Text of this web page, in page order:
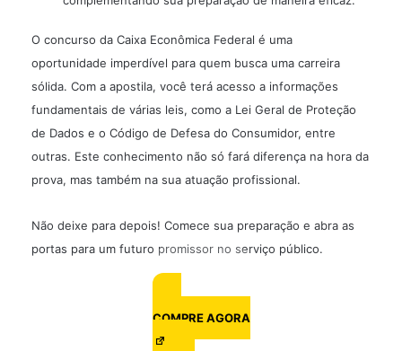
O concurso da Caixa Econômica Federal é uma
oportunidade imperdível para quem busca uma carreira
sólida. Com a apostila, você terá acesso a informações
fundamentais de várias leis, como a Lei Geral de Proteção
de Dados e o Código de Defesa do Consumidor, entre
outras. Este conhecimento não só fará diferença na hora da
prova, mas também na sua atuação profissional.
Não deixe para depois! Comece sua preparação e abra as
portas para um futuro promissor no serviço público.
COMPRE AGORA